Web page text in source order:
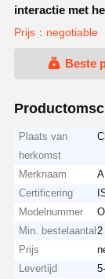
interactie met
Prijs：negotiable
Beste
Plaats van
herkomst
Merknaam
Certificering
Modelnummer
Min. bestelaantal
Prijs
Levertijd